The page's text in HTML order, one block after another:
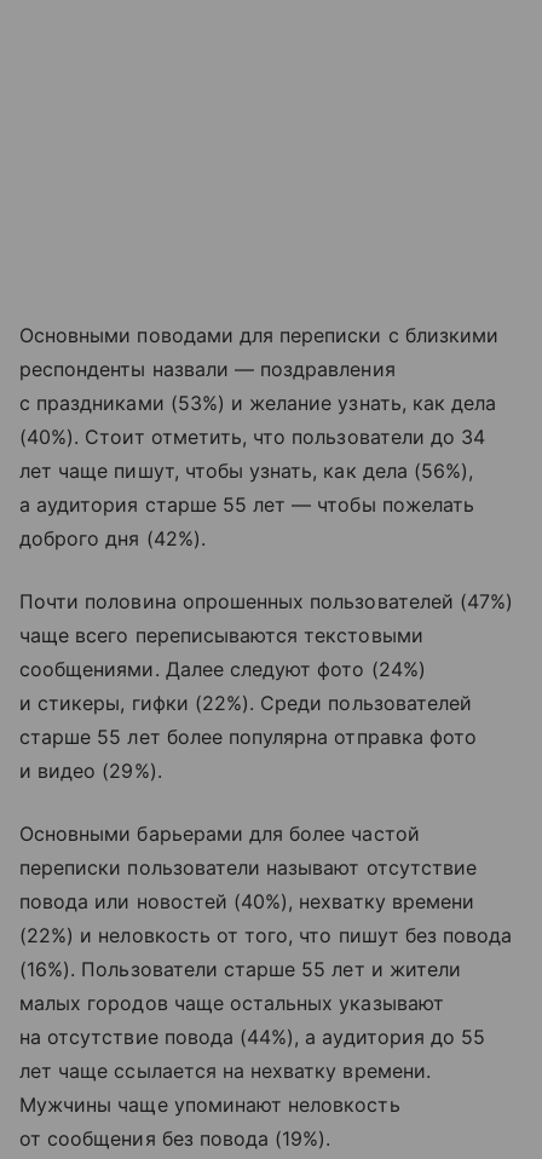
Основными поводами для переписки с близкими
респонденты назвали — поздравления
с праздниками (53%) и желание узнать, как дела
(40%). Стоит отметить, что пользователи до 34
лет чаще пишут, чтобы узнать, как дела (56%),
а аудитория старше 55 лет — чтобы пожелать
доброго дня (42%).
Почти половина опрошенных пользователей (47%)
чаще всего переписываются текстовыми
сообщениями. Далее следуют фото (24%)
и стикеры, гифки (22%). Среди пользователей
старше 55 лет более популярна отправка фото
и видео (29%).
Основными барьерами для более частой
переписки пользователи называют отсутствие
повода или новостей (40%), нехватку времени
(22%) и неловкость от того, что пишут без повода
(16%). Пользователи старше 55 лет и жители
малых городов чаще остальных указывают
на отсутствие повода (44%), а аудитория до 55
лет чаще ссылается на нехватку времени.
Мужчины чаще упоминают неловкость
от сообщения без повода (19%).